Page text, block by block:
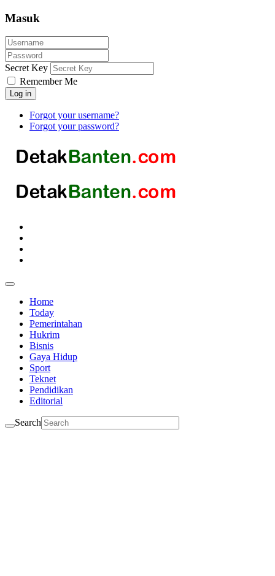
Masuk
Secret Key
Remember Me
Log in
Forgot your username?
Forgot your password?
Home
Today
Pemerintahan
Hukrim
Bisnis
Gaya Hidup
Sport
Teknet
Pendidikan
Editorial
Search